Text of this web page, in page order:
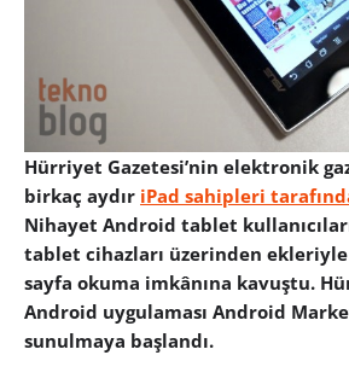
Hürriyet Gazetesi’nin elektronik
birkaç aydır iPad sahipleri
Nihayet Android tablet
tablet cihazları üzerinden
sayfa okuma imkânına kavuştu.
Android uygulaması Android
sunulmaya başlandı.